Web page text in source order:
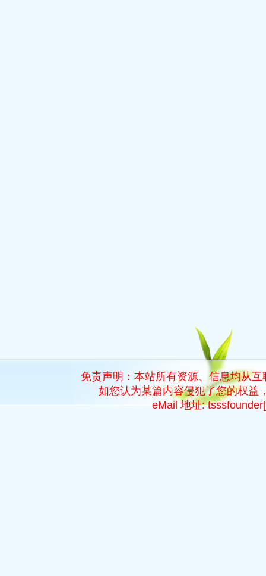
免责声明：本站所有资源、信息均从
如您认为某篇内容侵犯了您的权益
eMail 地址: